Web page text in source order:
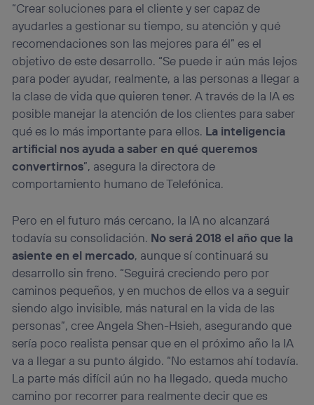
“Crear soluciones para el cliente y ser capaz de
ayudarles a gestionar su tiempo, su atención y qué
recomendaciones son las mejores para él” es el
objetivo de este desarrollo. “Se puede ir aún más lejos
para poder ayudar, realmente, a las personas a llegar a
la clase de vida que quieren tener. A través de la IA es
posible manejar la atención de los clientes para saber
qué es lo más importante para ellos. La inteligencia
artificial nos ayuda a saber en qué queremos
convertirnos”, asegura la directora de
comportamiento humano de Telefónica.
Pero en el futuro más cercano, la IA no alcanzará
todavía su consolidación. No será 2018 el año que la
asiente en el mercado, aunque sí continuará su
desarrollo sin freno. “Seguirá creciendo pero por
caminos pequeños, y en muchos de ellos va a seguir
siendo algo invisible, más natural en la vida de las
personas”, cree Angela Shen-Hsieh, asegurando que
sería poco realista pensar que en el próximo año la IA
va a llegar a su punto álgido. “No estamos ahí todavía.
La parte más difícil aún no ha llegado, queda mucho
camino por recorrer para realmente decir que es